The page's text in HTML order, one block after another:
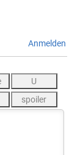
Anmelden